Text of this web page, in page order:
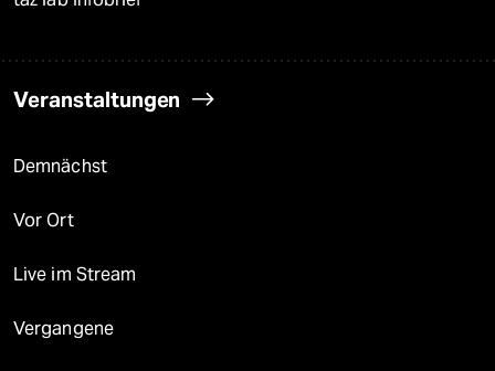
Veranstaltungen
Demnächst
Vor Ort
Live im Stream
Vergangene